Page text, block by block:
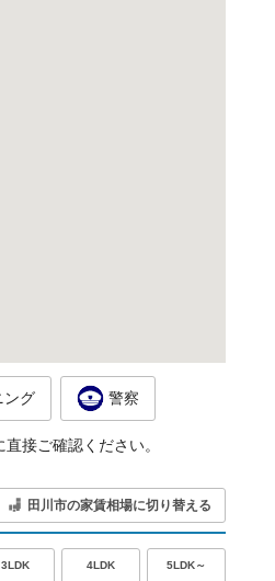
ング 警察
接ご確認ください。
田川市の家賃相場に切り替える
3LDK 4LDK 5LDK～